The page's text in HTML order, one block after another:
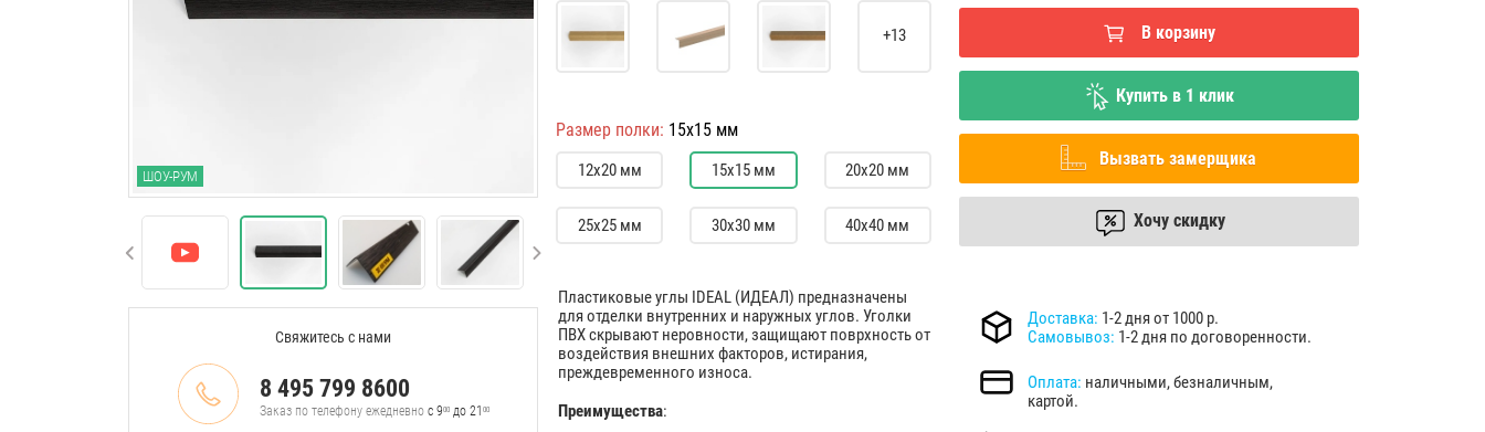
ШОУ-РУМ
Свяжитесь с нами
8 495 799 8600
Заказ по телефону ежедневно с 900до 21 00
+13
Размер полки: 15х15 мм
12х20 мм 15х15 мм 20х20 мм
25х25 мм 30х30 мм 40х40 мм
Пластиковые углы IDEAL (ИДЕАЛ) предназначены
для отделки внутренних и наружных углов. Уголки
ПВХ скрывают неровности, защищают поврхность от
воздействия внешних факторов, истирания,
преждевременного износа.
Преимущества:
Купить в 1 клик
В корзину
Вызвать замерщика
Хочу скидку
Доставка: 1-2 дня от 1000 р.
Самовывоз: 1-2 дня по договоренности.
Оплата: наличными, безналичным,
картой.